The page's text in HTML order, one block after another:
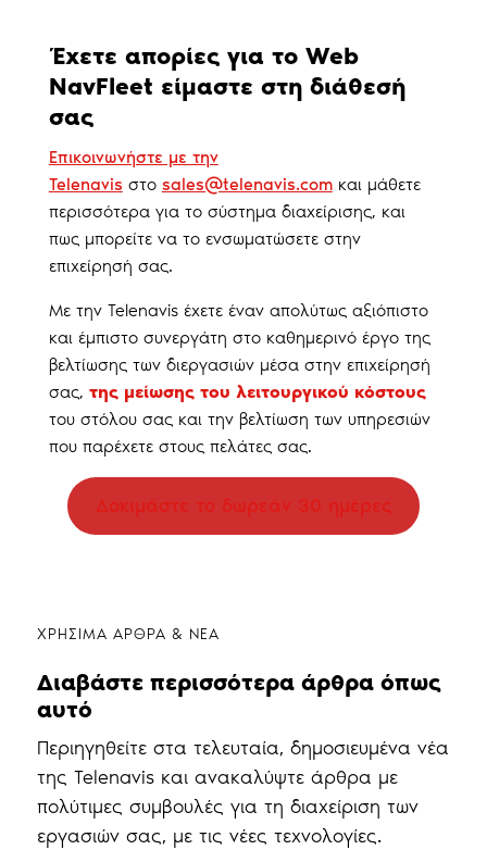
Έχετε απορίες για το Web
NavFleet είμαστε στη διάθεσή
σας
Επικοινωνήστε με την
Telenavis στο sales@telenavis.comκαι μάθετε
περισσότερα για το σύστημα διαχείρισης, και
πως μπορείτε να το ενσωματώσετε στην
επιχείρησή σας.
Με την Telenavis έχετε έναν απολύτως αξιόπιστο
και έμπιστο συνεργάτη στο καθημερινό έργο της
βελτίωσης των διεργασιών μέσα στην επιχείρησή
σας, της μείωσης του λειτουργικού κόστους
του στόλου σας και την βελτίωση των υπηρεσιών
που παρέχετε στους πελάτες σας.
Δοκιμάστε το δωρεάν 30 ημέρες
ΧΡΗΣΙΜΑ ΑΡΘΡΑ & ΝΕΑ
Διαβάστε περισσότερα άρθρα όπως
αυτό
Περιηγηθείτε στα τελευταία, δημοσιευμένα νέα
της Telenavis και ανακαλύψτε άρθρα με
πολύτιμες συμβουλές για τη διαχείριση των
εργασιών σας, με τις νέες τεχνολογίες.